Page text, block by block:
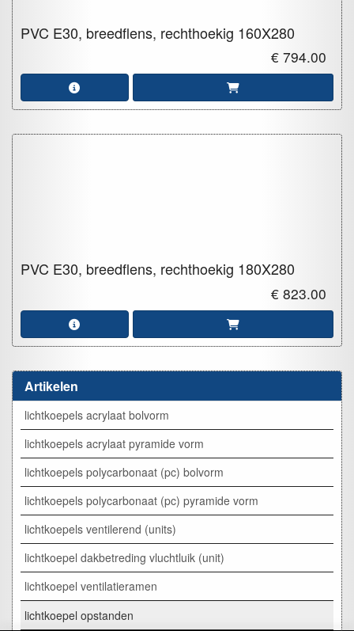
Artikelen
lichtkoepels acrylaat bolvorm
lichtkoepels acrylaat pyramide vorm
lichtkoepels polycarbonaat (pc) bolvorm
lichtkoepels polycarbonaat (pc) pyramide vorm
lichtkoepels ventilerend (units)
lichtkoepel dakbetreding vluchtluik (unit)
lichtkoepel ventilatieramen
lichtkoepel opstanden
PVC E30, breedflens, rechthoekig 160X280
€ 794.00
PVC E30, breedflens, rechthoekig 180X280
€ 823.00